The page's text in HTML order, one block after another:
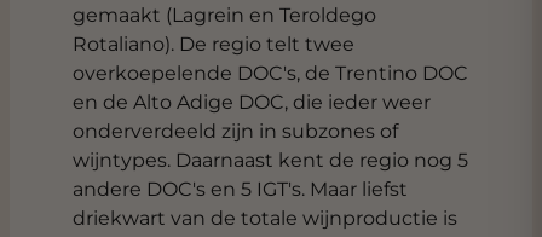
gemaakt (Lagrein en Teroldego
Rotaliano). De regio telt twee
overkoepelende DOC's, de Trentino DOC
en de Alto Adige DOC, die ieder weer
onderverdeeld zijn in subzones of
wijntypes. Daarnaast kent de regio nog 5
andere DOC's en 5 IGT's. Maar liefst
driekwart van de totale wijnproductie is